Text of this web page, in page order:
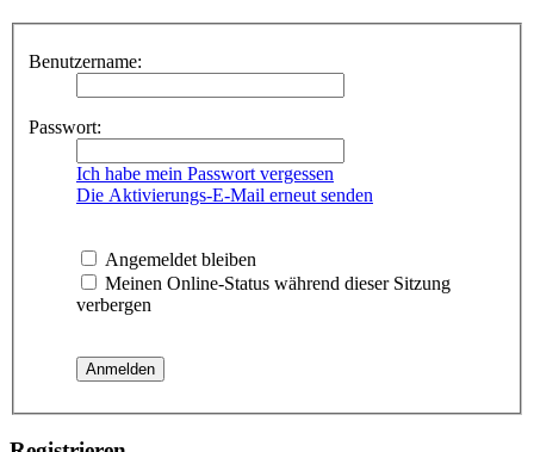
Benutzername:
Passwort:
Ich habe mein Passwort vergessen
Die Aktivierungs-E-Mail erneut senden
Angemeldet bleiben
Meinen Online-Status während dieser Sitzung
verbergen